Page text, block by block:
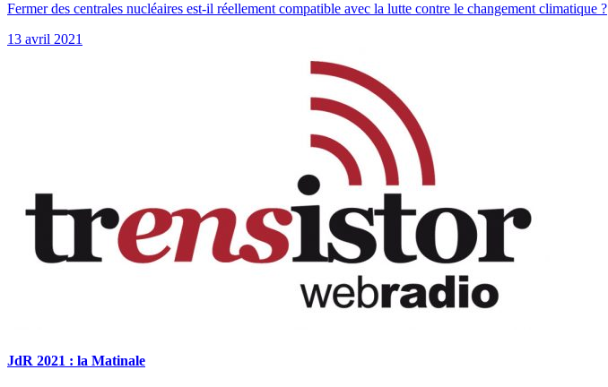
Fermer des centrales nucléaires est-il réellement compatible avec la lutte contre le changement climatique ?
13 avril 2021
JdR 2021 : la Matinale